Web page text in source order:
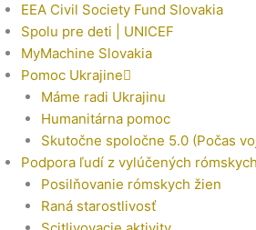
EEA Civil Society Fund Slovakia
Spolu pre deti | UNICEF
MyMachine Slovakia
Pomoc Ukrajine
Máme radi Ukrajinu
Humanitárna pomoc
Skutočne spoločne 5.0 (Počas
Podpora ľudí z vylúčených
Posilňovanie rómskych žien
Raná starostlivosť